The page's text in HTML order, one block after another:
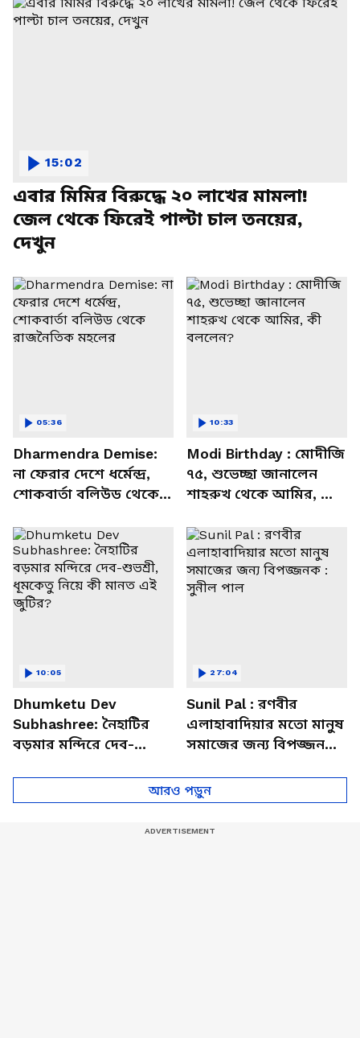
এবার মিমির বিরুদ্ধে ২০ লাখের মামলা!
জেল থেকে ফিরেই পাল্টা চাল তনয়ের,
দেখুন
15:02
Dharmendra Demise:
না ফেরার দেশে ধর্মেন্দ্র,
শোকবার্তা বলিউড থেকে
05:36
Modi Birthday : মোদীজি
৭৫, শুভেচ্ছা জানালেন
শাহরুখ থেকে আমির, কী
10:33
Dhumketu Dev
Subhashree: নৈহাটির
বড়মার মন্দিরে দেব-
10:05
Sunil Pal : রণবীর
এলাহাবাদিয়ার মতো মানুষ
সমাজের জন্য বিপজ্জনক :
27:04
আরও পড়ুন